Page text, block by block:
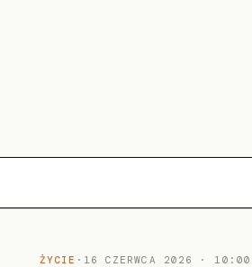
ŻYCIE · 16 CZERWCA 2026 · 10:00